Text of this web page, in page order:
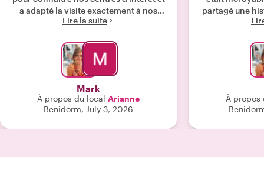
a adapté la visite exactement à nos
goûts. En tant qu'excellente guide,
journée avec une vieille amie. Pour
vraiment découvrir Denía, faites cette
visite !"
Lire la suite
Mark
À propos du local Arianne
Benidorm, July 3, 2026
partagé une
et
propriétaires
avons
nourriture
semblait
vivement
visitent
À propos